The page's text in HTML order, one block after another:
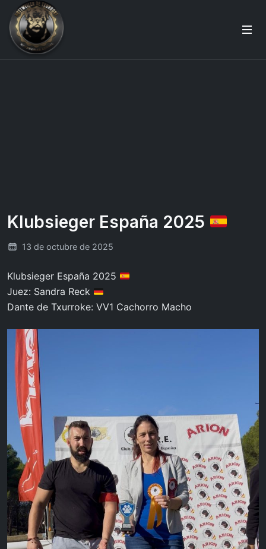
Klubsieger España 2025
13 de octubre de 2025
Klubsieger España 2025
Juez: Sandra Reck
Dante de Txurroke: VV1 Cachorro Macho